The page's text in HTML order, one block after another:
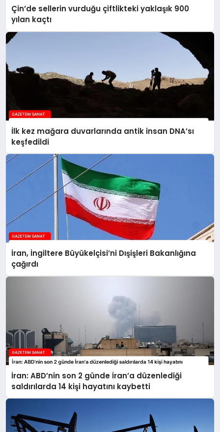
Çin’de sellerin vurduğu çiftlikteki yaklaşık 900
yılan kaçtı
İlk kez mağara duvarlarında antik insan DNA’sı
keşfedildi
İran, İngiltere Büyükelçisi’ni Dışişleri Bakanlığına
çağırdı
İran: ABD’nin son 2 günde İran’a düzenlediği
saldırılarda 14 kişi hayatını kaybetti